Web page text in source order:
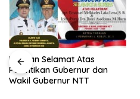
Ucapan Selamat Atas
Pelantikan Gubernur dan
Wakil Gubernur NTT